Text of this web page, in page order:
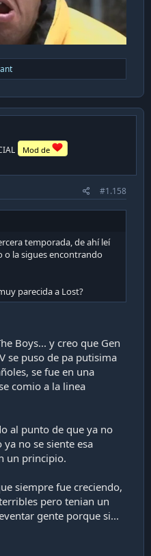
Mod de
#1.158
temporada, de ahí leí
o la sigues encontrando
parecida a Lost?
Boys... y creo que Gen
se puso de pa putisima
se fue en una
comio a la linea
al punto de que ya no
no se siente esa
un principio.
siempre fue creciendo,
pero tenian un
gente porque si...